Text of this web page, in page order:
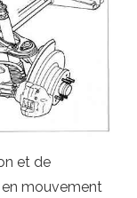
et de
mouvement